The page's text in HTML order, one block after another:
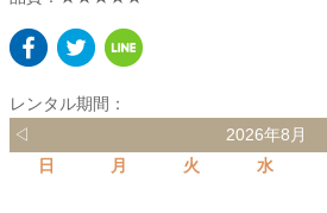
レンタル期間：
◁
2026年8月
日
月 火 水